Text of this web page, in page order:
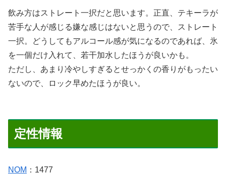
飲み方はストレート一択だと思います。正直、テキーラが
苦手な人が感じる嫌な感じはないと思うので、ストレート
一択。どうしてもアルコール感が気になるのであれば、氷
を一個だけ入れて、若干加水したほうが良いかも。
ただし、あまり冷やしすぎるとせっかくの香りがもったい
ないので、ロック早めたほうが良い。
定性情報
NOM ：1477